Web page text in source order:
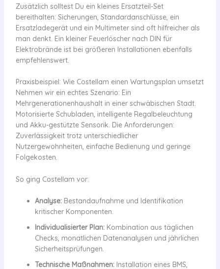
Zusätzlich solltest Du ein kleines Ersatzteil-Set
bereithalten: Sicherungen, Standardanschlüsse, ein
Ersatzladegerät und ein Multimeter sind oft hilfreicher als
man denkt. Ein kleiner Feuerlöscher nach DIN für
Elektrobrände ist bei größeren Installationen ebenfalls
empfehlenswert.
Praxisbeispiel: Wie Costellam einen Wartungsplan umsetzt
Nehmen wir ein echtes Szenario: Ein
Mehrgenerationenhaushalt in einer schwäbischen Stadt.
Motorisierte Schubladen, intelligente Regalbeleuchtung
und Akku-gestützte Sensorik. Die Anforderungen:
Zuverlässigkeit trotz unterschiedlicher
Nutzergewohnheiten, einfache Bedienung und geringe
Folgekosten.
So ging Costellam vor:
Analyse:Bestandaufnahme und Identifikation
kritischer Komponenten.
Individualisierter Plan:Kombination aus täglichen
Checks, monatlichen Datenanalysen und jährlichen
Sicherheitsprüfungen.
Technische Maßnahmen:Installation eines BMS,